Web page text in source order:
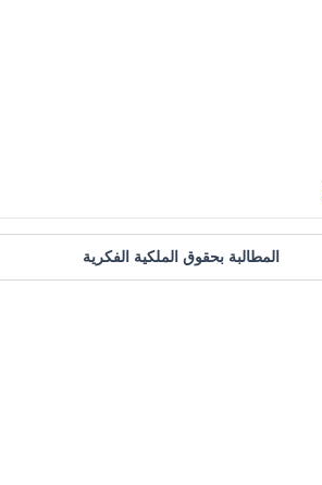
المطالبة بحقوق الملكية الفكرية